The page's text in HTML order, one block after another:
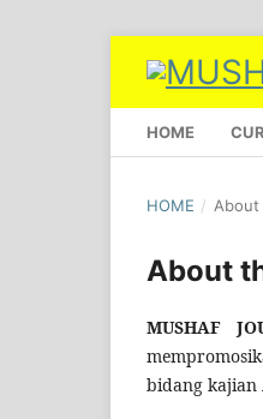
HOME
HOME /
About
MUSHAF
bidang kajian